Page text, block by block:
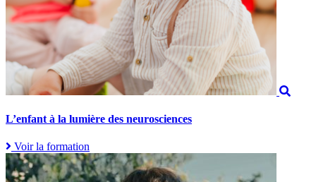
L’enfant à la lumière des neurosciences
Voir la formation